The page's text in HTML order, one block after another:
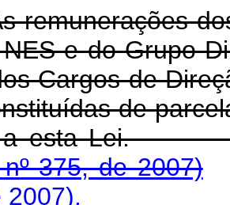
remunerações
e do Grupo-
Cargos de
de
a
375, de 2007)
2007).